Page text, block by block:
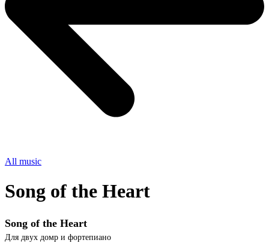
All music
Song of the Heart
Song of the Heart
Для двух домр и фортепиано